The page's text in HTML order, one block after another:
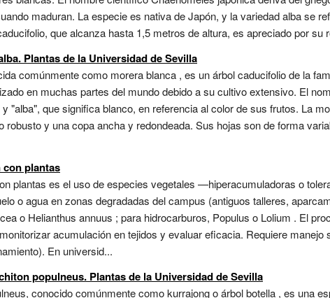
maduran. La especie es nativa de Japón, y la variedad alba se
que alcanza hasta 1,5 metros de altura, es apreciado por su
Plantas de la Universidad de Sevilla
comúnmente como morera blanca , es un árbol caducifolio de la
en muchas partes del mundo debido a su cultivo extensivo. El
"alba", que significa blanco, en referencia al color de sus frutos. La
robusto y una copa ancha y redondeada. Sus hojas son de forma
plantas
plantas es el uso de especies vegetales —hiperacumuladoras o
o agua en zonas degradadas del campus (antiguos talleres,
o Helianthus annuus ; para hidrocarburos, Populus o Lolium . El
acumulación en tejidos y evaluar eficacia. Requiere
En universid...
populneus. Plantas de la Universidad de Sevilla
conocido comúnmente como kurrajong o árbol botella , es una